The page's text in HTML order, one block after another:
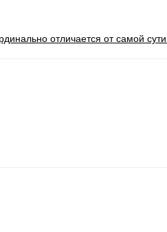
отличается от самой